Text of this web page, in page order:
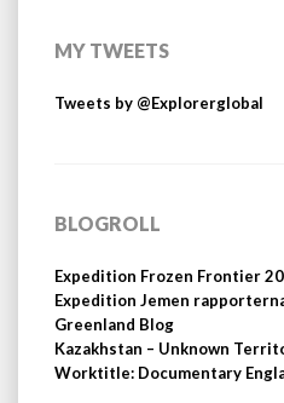
MY TWEETS
Tweets by @Explorerglobal
BLOGROLL
Expedition Frozen Frontier
Expedition Jemen
Greenland Blog
Kazakhstan – Unknown
Worktitle: Documentary